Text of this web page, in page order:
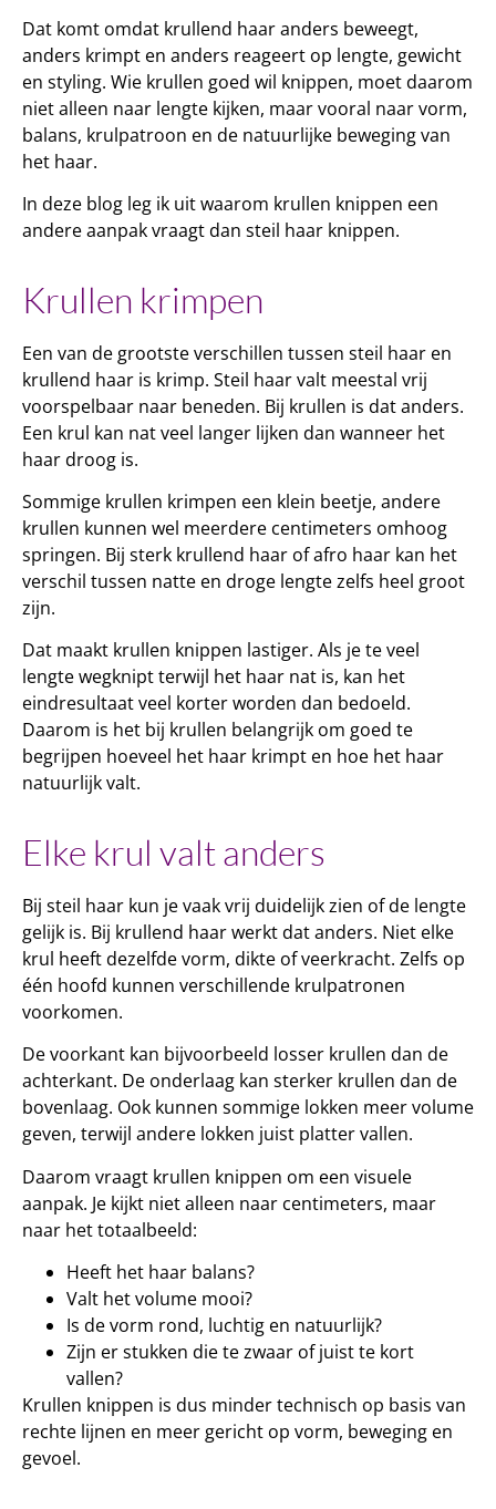
Dat komt omdat krullend haar anders beweegt,
anders krimpt en anders reageert op lengte, gewicht
en styling. Wie krullen goed wil knippen, moet daarom
niet alleen naar lengte kijken, maar vooral naar vorm,
balans, krulpatroon en de natuurlijke beweging van
het haar.
In deze blog leg ik uit waarom krullen knippen een
andere aanpak vraagt dan steil haar knippen.
Krullen krimpen
Een van de grootste verschillen tussen steil haar en
krullend haar is krimp. Steil haar valt meestal vrij
voorspelbaar naar beneden. Bij krullen is dat anders.
Een krul kan nat veel langer lijken dan wanneer het
haar droog is.
Sommige krullen krimpen een klein beetje, andere
krullen kunnen wel meerdere centimeters omhoog
springen. Bij sterk krullend haar of afro haar kan het
verschil tussen natte en droge lengte zelfs heel groot
zijn.
Dat maakt krullen knippen lastiger. Als je te veel
lengte wegknipt terwijl het haar nat is, kan het
eindresultaat veel korter worden dan bedoeld.
Daarom is het bij krullen belangrijk om goed te
begrijpen hoeveel het haar krimpt en hoe het haar
natuurlijk valt.
Elke krul valt anders
Bij steil haar kun je vaak vrij duidelijk zien of de lengte
gelijk is. Bij krullend haar werkt dat anders. Niet elke
krul heeft dezelfde vorm, dikte of veerkracht. Zelfs op
één hoofd kunnen verschillende krulpatronen
voorkomen.
De voorkant kan bijvoorbeeld losser krullen dan de
achterkant. De onderlaag kan sterker krullen dan de
bovenlaag. Ook kunnen sommige lokken meer volume
geven, terwijl andere lokken juist platter vallen.
Daarom vraagt krullen knippen om een visuele
aanpak. Je kijkt niet alleen naar centimeters, maar
naar het totaalbeeld:
Heeft het haar balans?
Valt het volume mooi?
Is de vorm rond, luchtig en natuurlijk?
Zijn er stukken die te zwaar of juist te kort
vallen?
Krullen knippen is dus minder technisch op basis van
rechte lijnen en meer gericht op vorm, beweging en
gevoel.